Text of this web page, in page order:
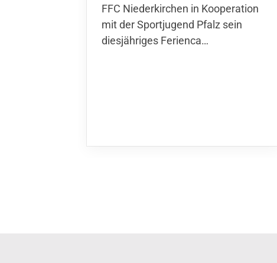
Niederkirchen in Kooperation mit
der Sportjugend Pfalz sein
diesjähriges Ferienca…